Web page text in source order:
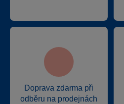
Doprava zdarma při
odběru na prodejnách